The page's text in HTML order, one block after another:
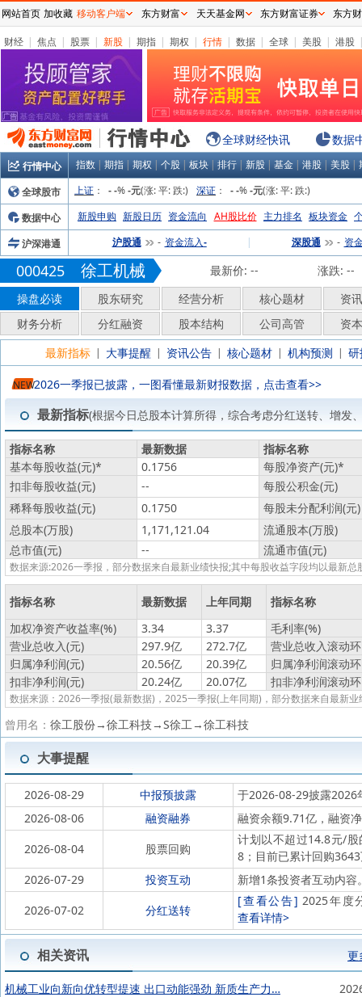
财经 | 焦点 | 股票 | 新股 | 期指 | 期权 | 行情 | 数据 | 全球 | 美股 | 港股
全球财经快讯 数据
行情中心 指数 | 期指 | 期权 | 个股 | 板块 | 排行 | 新股 | 基金 | 港股 | 美股 |
全球股市
上证 ： - -% -元(涨:平:跌:) 深证 ： - -% -元(涨:平:跌:)
数据中心
新股申购 新股日历 资金流向 AH股比价 主力排名 板块资金
沪深港通
沪股通 - 资金流入- | 深股通 - 资
000425 徐工机械 最新价: -- 涨跌: --
操盘必读
股东研究 经营分析 核心题材
资
财务分析
分红融资 股本结构 公司高管
资
最新指标 | 大事提醒 | 资讯公告 | 核心题材 | 机构预测 |
NEW2026一季报已披露，一图看懂最新财报数据，点击查看>>
最新指标(根据今日总股本计算所得，综合考虑分红送转、增发
指标名称 最新数据
指标名称
基本每股收益(元)* 0.1756 每股净资产(元)*
扣非每股收益(元)
--
每股公积金(元)
稀释每股收益(元)
0.1750
每股未分配利润(元)
总股本(万股)
1,171,121.04
流通股本(万股)
总市值(元)
-- 流通市值(元)
数据来源:2026一季报，部分数据来自最新业绩快报;其中每股收益字段均以最新
指标名称 最新数据 上年同期
指标名称
加权净资产收益率(%)
3.34 3.37
毛利率(%)
营业总收入(元)
297.9亿 272.7亿
营业总收入滚动
归属净利润(元)
20.56亿 20.39亿
归属净利润滚动
扣非净利润(元)
20.24亿 20.07亿 扣非净利润滚动
数据来源：2026一季报(最新数据)，2025一季报(上年同期)，部分数据来自最新业
曾用名： 徐工股份→徐工科技→S徐工→徐工科技
大事提醒
2026-08-29 中报预披露
于2026-08-29披露2026
2026-08-06
融资融券
融资余额9.71亿，融资
2026-08-04
股票回购
计划以不超过14.8元/
8；目前已累计回购
2026-07-29
投资互动
新增1条投资者互动内容
2026-07-02
分红送转
[查看公告] 2025年度
查看详情>
相关资讯 更
机械工业向新向优转型提速 出口动能强劲 新质生产力…
网站首页 加收藏 移动客户端 东方财富 天天基金网 东方财富证券 东方